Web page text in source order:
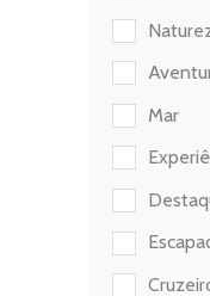
Mar